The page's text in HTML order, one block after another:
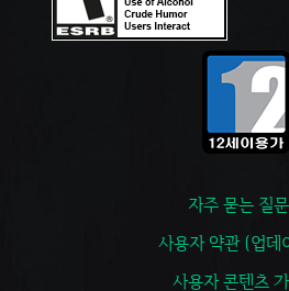
자주 묻는 질
사용자 약관 (업데
사용자 콘텐츠